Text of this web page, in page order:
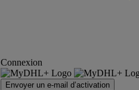
Connexion
Envoyer un e-mail d’activation